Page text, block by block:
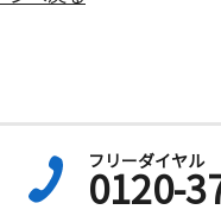
フリーダイヤル
0120-